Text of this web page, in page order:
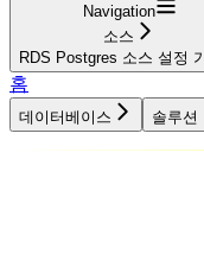
Navigation
소스
RDS Postgres 소스 설정
홈
데이터베이스 솔루션